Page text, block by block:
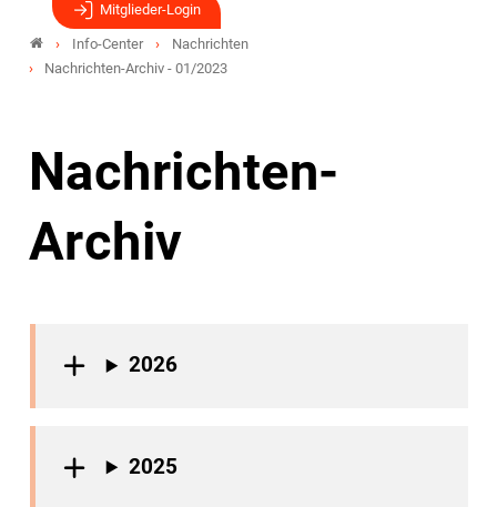
Mitglieder-Login
Info-Center
Nachrichten
Nachrichten-Archiv - 01/2023
Nachrichten-
Archiv
2026
2025